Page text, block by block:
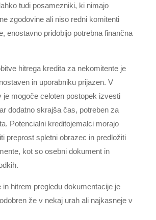
tudi posamezniki, ki nimajo
zgodovine ali niso redni komitenti
enostavno pridobijo potrebna finančna
hitrega kredita za nekomitente je
in uporabniku prijazen. V
je mogoče celoten postopek izvesti
dodatno skrajša čas, potreben za
Potencialni kreditojemalci morajo
preprost spletni obrazec in predložiti
kot so osebni dokument in
in hitrem pregledu dokumentacije je
že v nekaj urah ali najkasneje v